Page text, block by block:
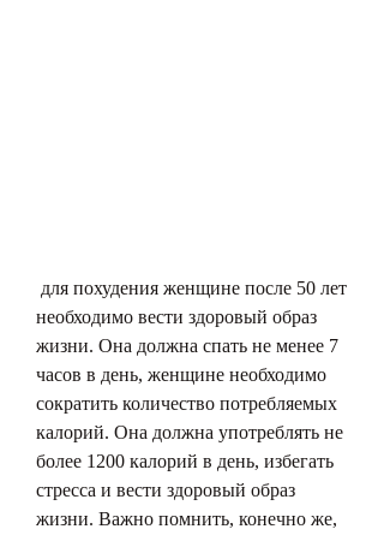
необходимо вести здоровый образ
жизни. Она должна спать не менее 7
часов в день, женщине необходимо
сократить количество потребляемых
калорий. Она должна употреблять не
более 1200 калорий в день, избегать
стресса и вести здоровый образ
жизни. Важно помнить, конечно же,